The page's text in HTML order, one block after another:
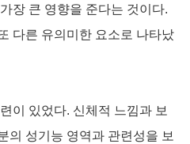
장 큰 영향을 준다는 것이다.
다른 유의미한 요소로 나타났
이 있었다. 신체적 느낌과 보
의 성기능 영역과 관련성을 보